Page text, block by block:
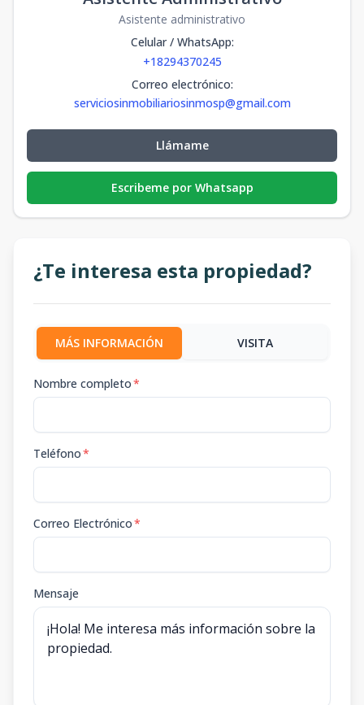
Asistente administrativo
Celular / WhatsApp:
+18294370245
Correo electrónico:
serviciosinmobiliariosinmosp@gmail.com
Llámame
Escribeme por Whatsapp
¿Te interesa esta propiedad?
MÁS INFORMACIÓN VISITA
Nombre completo*
Teléfono*
Correo Electrónico*
Mensaje